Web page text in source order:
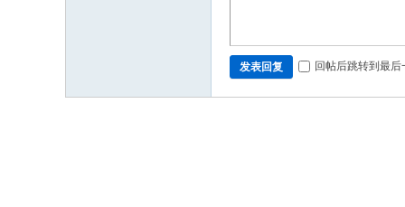
发表回复 回帖后跳转到最后